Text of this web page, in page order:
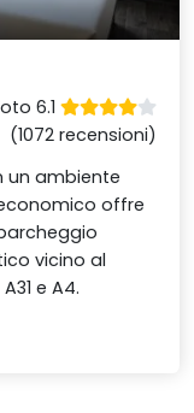
6.1
(1072 recensioni)
un ambiente
offre
vicino al
e A4.